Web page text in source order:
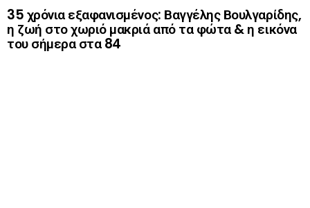
35 χρόνια εξαφανισμένος: Βαγγέλης Βουλγαρίδης,
η ζωή στο χωριό μακριά από τα φώτα & η εικόνα
του σήμερα στα 84